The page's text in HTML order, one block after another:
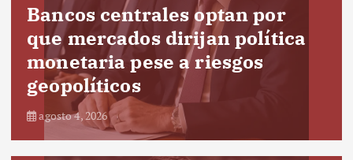
Bancos centrales optan por
que mercados dirijan política
monetaria pese a riesgos
geopolíticos
agosto 4, 2026